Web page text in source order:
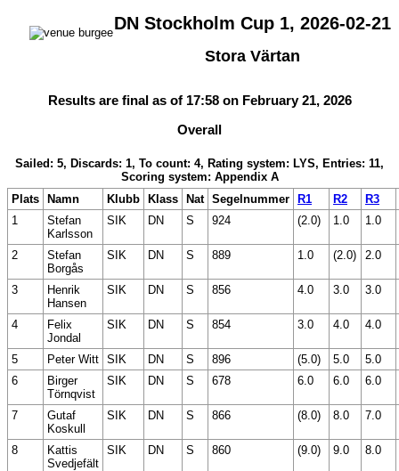
DN Stockholm Cup 1, 2026-02-21
Stora Värtan
Results are final as of 17:58 on February 21, 2026
Overall
Sailed: 5, Discards: 1, To count: 4, Rating system: LYS, Entries: 11,
Scoring system: Appendix A
Plats Namn Klubb Klass Nat Segelnummer R1 R2
R3
1
Stefan
Karlsson
SIK DN S 924 (2.0) 1.0 1.0
2
Stefan
Borgås
SIK DN S 889 1.0 (2.0) 2.0
3
Henrik
Hansen
SIK DN S 856 4.0 3.0 3.0
4
Felix
Jondal
SIK DN S 854 3.0 4.0 4.0
5 Peter Witt SIK DN S 896 (5.0) 5.0
5.0
6
Birger
Törnqvist
SIK DN S 678 6.0 6.0 6.0
7
Gutaf
Koskull
SIK DN S 866 (8.0) 8.0 7.0
8
Kattis
Svedjefält
SIK DN S 860 (9.0) 9.0 8.0